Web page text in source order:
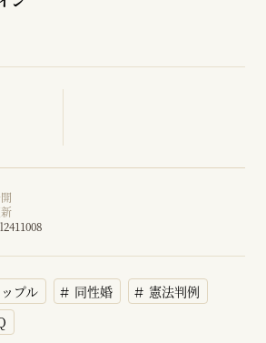
プル 同性婚
憲法判例